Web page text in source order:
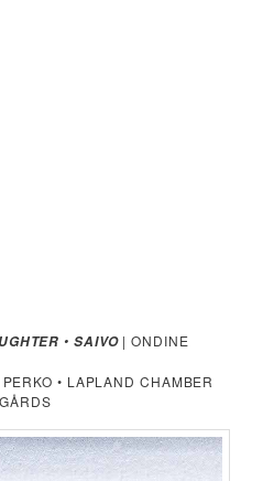
• SAIVO| ONDINE
• LAPLAND CHAMBER